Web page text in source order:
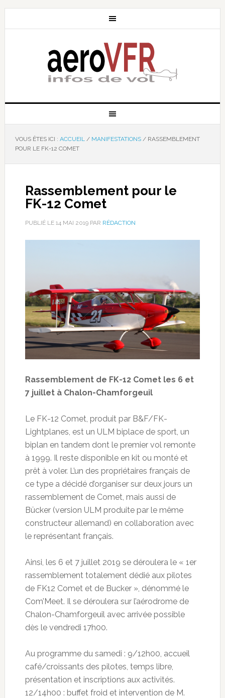
VOUS ÊTES ICI : ACCUEIL / MANIFESTATIONS /RASSEMBLEMENT
POUR LE FK-12 COMET
Rassemblement pour le
FK-12 Comet
PUBLIÉ LE 14 MAI 2019PAR RÉDACTION
Rassemblement de FK-12 Comet les 6 et
7 juillet à Chalon-Chamforgeuil
Le FK-12 Comet, produit par B&F/FK-
Lightplanes, est un ULM biplace de sport, un
biplan en tandem dont le premier vol remonte
à 1999. Il reste disponible en kit ou monté et
prêt à voler. L’un des propriétaires français de
ce type a décidé d’organiser sur deux jours un
rassemblement de Comet, mais aussi de
Bücker (version ULM produite par le même
constructeur allemand) en collaboration avec
le représentant français.
Ainsi, les 6 et 7 juillet 2019 se déroulera le « 1er
rassemblement totalement dédié aux pilotes
de FK12 Comet et de Bucker », dénommé le
Com’Meet. Il se déroulera sur l’aérodrome de
Chalon-Chamforgeuil avec arrivée possible
dès le vendredi 17h00.
Au programme du samedi : 9/12h00, accueil
café/croissants des pilotes, temps libre,
présentation et inscriptions aux activités.
12/14h00 : buffet froid et intervention de M.